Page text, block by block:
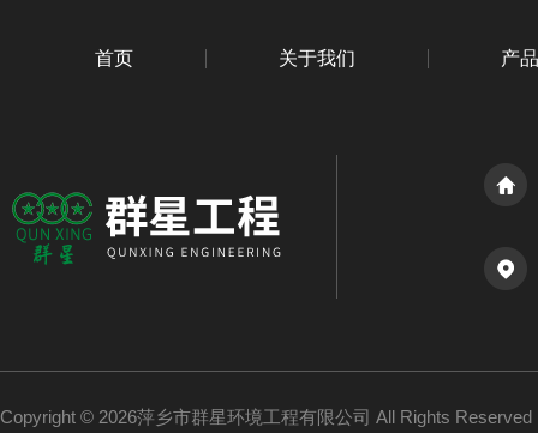
首页 关于我们 产
Copyright © 2026萍乡市群星环境工程有限公司 All Rights